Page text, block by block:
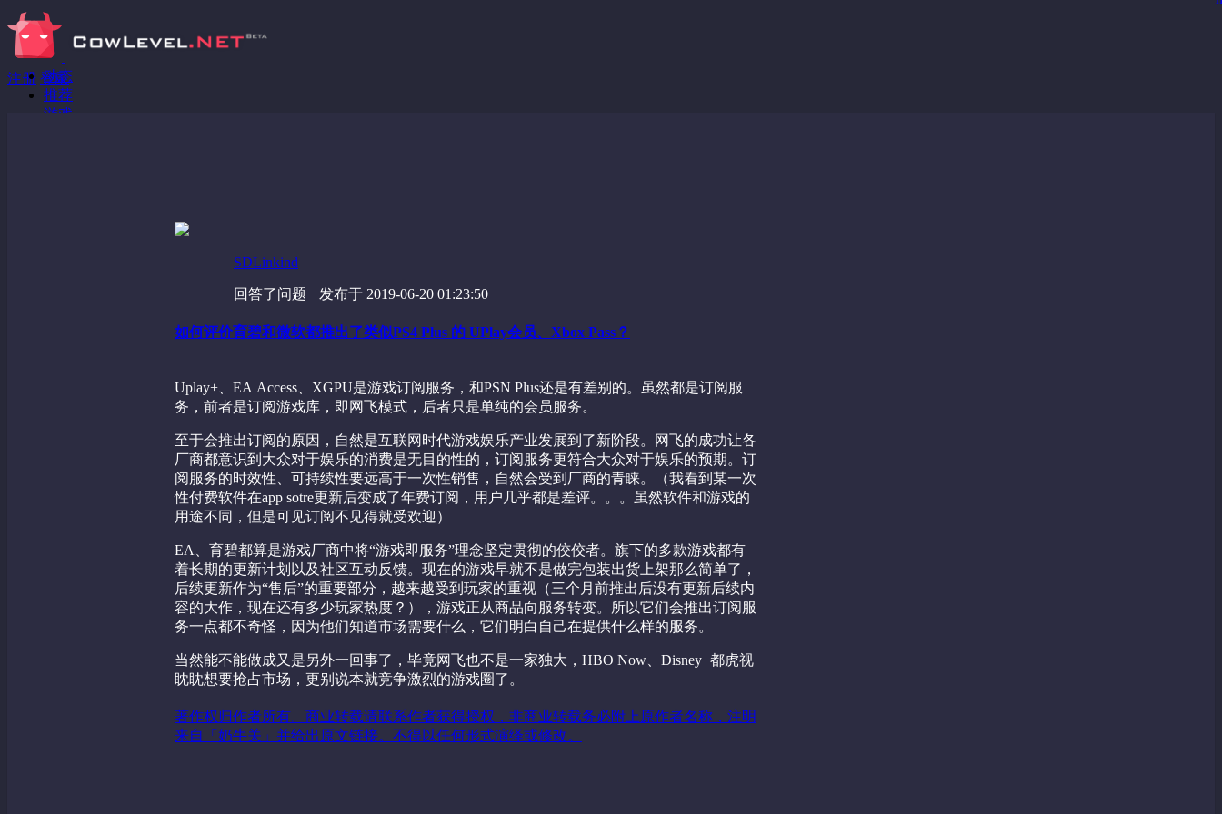
注册 登录
动态
推荐
游戏
SDLinkind
回答了问题 发布于 2019-06-20 01:23:50
如何评价育碧和微软都推出了类似PS4 Plus 的 UPlay会员、Xbox Pass？
Uplay+、EA Access、XGPU是游戏订阅服务，和PSN Plus还是有差别的。虽然都是订阅服
务，前者是订阅游戏库，即网飞模式，后者只是单纯的会员服务。
至于会推出订阅的原因，自然是互联网时代游戏娱乐产业发展到了新阶段。网飞的成功让各
厂商都意识到大众对于娱乐的消费是无目的性的，订阅服务更符合大众对于娱乐的预期。订
阅服务的时效性、可持续性要远高于一次性销售，自然会受到厂商的青睐。（我看到某一次
性付费软件在app sotre更新后变成了年费订阅，用户几乎都是差评。。。虽然软件和游戏的
用途不同，但是可见订阅不见得就受欢迎）
EA、育碧都算是游戏厂商中将“游戏即服务”理念坚定贯彻的佼佼者。旗下的多款游戏都有
着长期的更新计划以及社区互动反馈。现在的游戏早就不是做完包装出货上架那么简单了，
后续更新作为“售后”的重要部分，越来越受到玩家的重视（三个月前推出后没有更新后续内
容的大作，现在还有多少玩家热度？），游戏正从商品向服务转变。所以它们会推出订阅服
务一点都不奇怪，因为他们知道市场需要什么，它们明白自己在提供什么样的服务。
当然能不能做成又是另外一回事了，毕竟网飞也不是一家独大，HBO Now、Disney+都虎视
眈眈想要抢占市场，更别说本就竞争激烈的游戏圈了。
著作权归作者所有。商业转载请联系作者获得授权，非商业转载务必附上原作者名称，注明
来自「奶牛关」并给出原文链接。不得以任何形式演绎或修改。